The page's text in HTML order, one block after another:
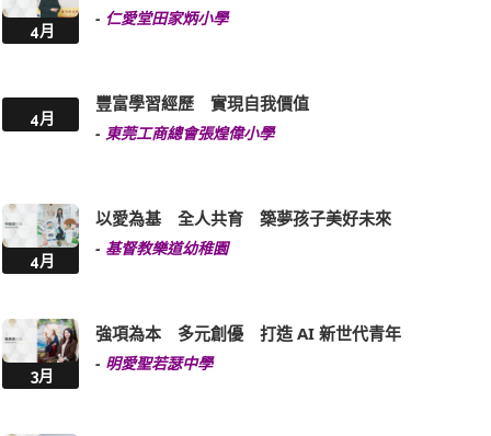
4月
- 仁愛堂田家炳小學
4月
豐富學習經歷 實現自我價值
- 東莞工商總會張煌偉小學
4月
以愛為基 全人共育 築夢孩子美好未來
- 基督教樂道幼稚園
3月
強項為本 多元創優 打造 AI 新世代青年
- 明愛聖若瑟中學